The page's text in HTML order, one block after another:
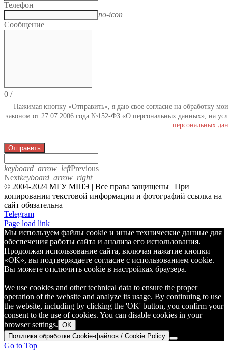
Телефон
no-icon
Сообщение
0 /
Нажимая кнопку «Отправить», я даю свое согласие на обработку
законом от 27.07.2006 года №152-ФЗ «О персональных данных», на
персональных
Отправить
keyboard_arrow_leftPrevious
Nextkeyboard_arrow_right
© 2004-2024 МГУ МШЭ | Все права защищены | При
копировании текстовой информации и фотографий ссылка на
сайт обязательна
Telegram
Page load link
Мы используем файлы cookie и иные технические данные для
обеспечения работы сайта и анализа его использования.
Продолжая использование сайта, включая нажатие кнопки
«OK», вы подтверждаете согласие с использованием cookie.
Вы можете отключить cookie в настройках браузера.
We use cookies and other technical data to ensure the proper
operation of the website and analyze its usage. By continuing to use
the website, including by clicking the 'OK' button, you confirm your
consent to the use of cookies. You can disable cookies in your
browser settings. OK
Политика обработки Cookie-файлов / Cookie Policy
Go to Top